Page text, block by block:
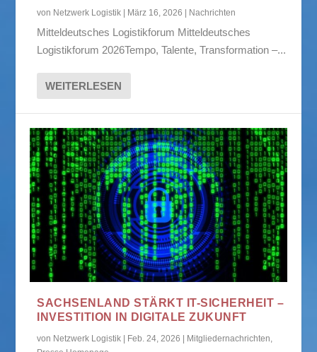
von Netzwerk Logistik März 16, 2026 Nachrichten
Mitteldeutsches Logistikforum Mitteldeutsches
Logistikforum 2026Tempo, Talente, Transformation –...
WEITERLESEN
SACHSENLAND STÄRKT IT-SICHERHEIT –
INVESTITION IN DIGITALE ZUKUNFT
von Netzwerk Logistik Feb. 24, 2026 Mitgliedernachrichten,